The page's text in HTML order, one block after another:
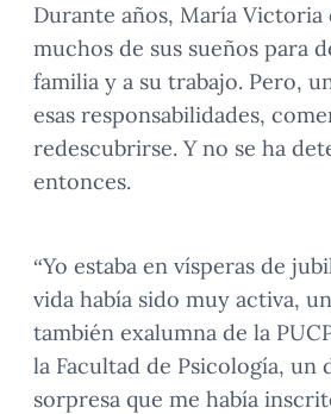
Durante años, María Victoria
muchos de sus sueños para
familia y a su trabajo. Pero,
esas responsabilidades,
redescubrirse. Y no se ha
entonces.
“Yo estaba en vísperas de
vida había sido muy activa,
también exalumna de la
la Facultad de Psicología, un
sorpresa que me había